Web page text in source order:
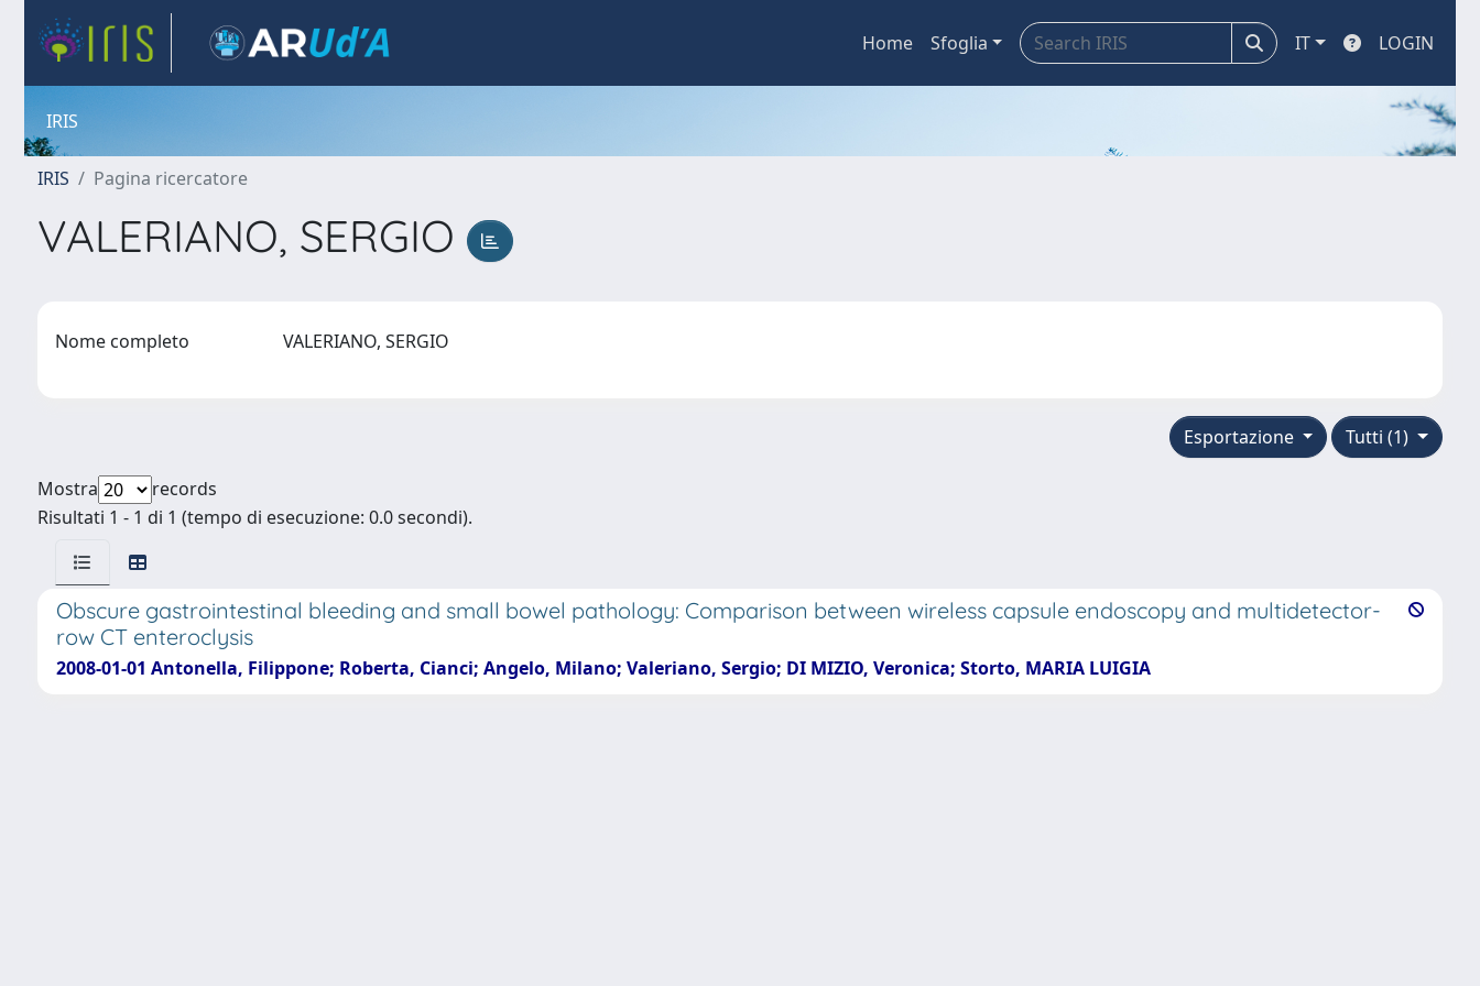
Home Sfoglia IT LOGIN
IRIS
IRIS Pagina ricercatore
VALERIANO, SERGIO
Nome completo VALERIANO, SERGIO
Tutti (1)
Esportazione
Mostra
records
Risultati 1 - 1 di 1 (tempo di esecuzione: 0.0 secondi).
Obscure gastrointestinal bleeding and small bowel pathology: Comparison between wireless capsule endoscopy and multidetector-
row CT enteroclysis
2008-01-01 Antonella, Filippone; Roberta, Cianci; Angelo, Milano; Valeriano, Sergio; DI MIZIO, Veronica; Storto, MARIA LUIGIA